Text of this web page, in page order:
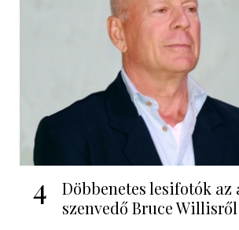
4
Döbbenetes lesifotók az
szenvedő Bruce Willisről